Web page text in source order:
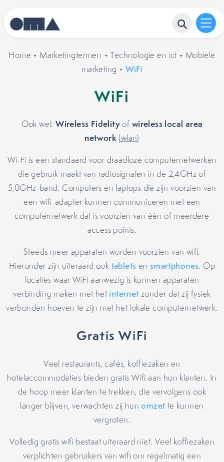
Home • Marketingtermen •Technologie en ict• Mobiele
marketing • WiFi
WiFi
Ook wel:Wireless Fidelityof wireless local area
network(wlan)
Wi-Fi is een standaard voor draadloze computernetwerken
die gebruik maakt van radiosignalen in de 2,4GHz of
5,0GHz-band. Computers en laptops die zijn voorzien van
een wifi-adapter kunnen communiceren met een
computernetwerk dat is voorzien van één of meerdere
access points.
Steeds meer apparaten worden voorzien van wifi.
Hieronder zijn uiteraard ook tablets en smartphones. Op
locaties waar WiFi aanwezig is kunnen apparaten
verbinding maken met hetinternet zonder dat zij fysiek
verbonden hoeven te zijn met het lokale computernetwerk.
Gratis WiFi
Veel restaurants, cafés, koffiezaken en
hotelaccommodaties bieden gratis Wifi aan hun klanten. In
de hoop meer klanten te trekken, die vervolgens ook
langer blijven, verwachten zij hunomzet te kunnen
vergroten.
Volledig gratis wifi bestaat uiteraard niet. Veel koffiezaken
verplichten gebruikers van wifi om regelmatig een